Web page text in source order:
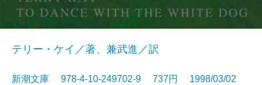
テリー・ケイ／著、兼武進／訳
新潮文庫 978-4-10-249702-9 737円 1998/03/02